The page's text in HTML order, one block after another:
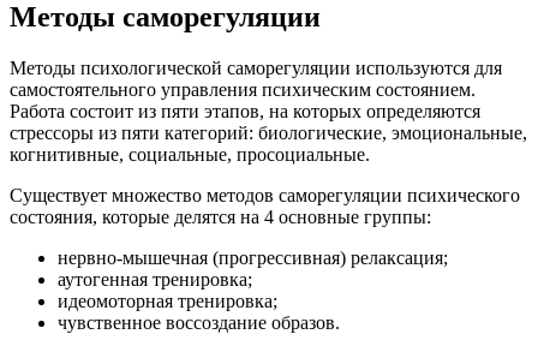
Методы саморегуляции
Методы психологической саморегуляции используются для
самостоятельного управления психическим состоянием.
Работа состоит из пяти этапов, на которых определяются
стрессоры из пяти категорий: биологические, эмоциональные,
когнитивные, социальные, просоциальные.
Существует множество методов саморегуляции психического
состояния, которые делятся на 4 основные группы:
нервно-мышечная (прогрессивная) релаксация;
аутогенная тренировка;
идеомоторная тренировка;
чувственное воссоздание образов.